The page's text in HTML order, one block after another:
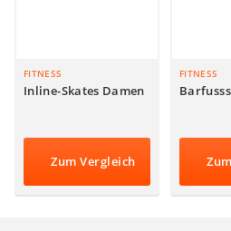
Beheizbare Handschuhe
FITNESS
Inline-Skates Damen
Zum Vergleich
FITNESS